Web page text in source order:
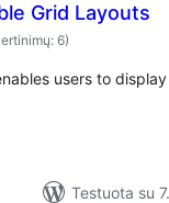
Grid Layouts
6)
users to
Testuota su